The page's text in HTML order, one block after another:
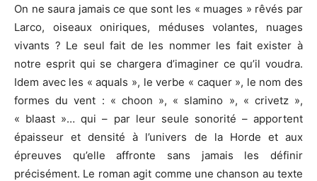
On ne saura jamais ce que sont les « muages » rêvés par
Larco, oiseaux oniriques, méduses volantes, nuages
vivants ? Le seul fait de les nommer les fait exister à
notre esprit qui se chargera d’imaginer ce qu’il voudra.
Idem avec les « aquals », le verbe « caquer », le nom des
formes du vent : « choon », « slamino », « crivetz »,
« blaast »… qui – par leur seule sonorité – apportent
épaisseur et densité à l’univers de la Horde et aux
épreuves qu’elle affronte sans jamais les définir
précisément. Le roman agit comme une chanson au texte